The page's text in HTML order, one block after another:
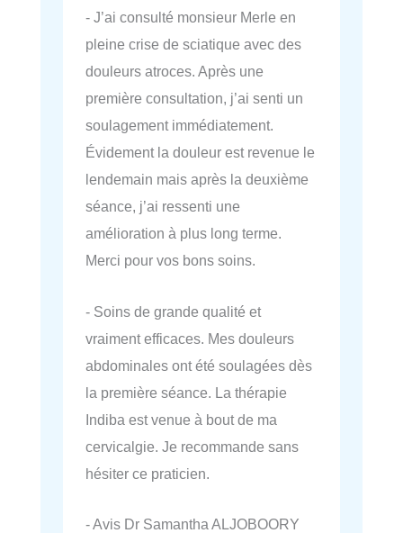
- J’ai consulté monsieur Merle en
pleine crise de sciatique avec des
douleurs atroces. Après une
première consultation, j’ai senti un
soulagement immédiatement.
Évidement la douleur est revenue le
lendemain mais après la deuxième
séance, j’ai ressenti une
amélioration à plus long terme.
Merci pour vos bons soins.
- Soins de grande qualité et
vraiment efficaces. Mes douleurs
abdominales ont été soulagées dès
la première séance. La thérapie
Indiba est venue à bout de ma
cervicalgie. Je recommande sans
hésiter ce praticien.
- Avis Dr Samantha ALJOBOORY